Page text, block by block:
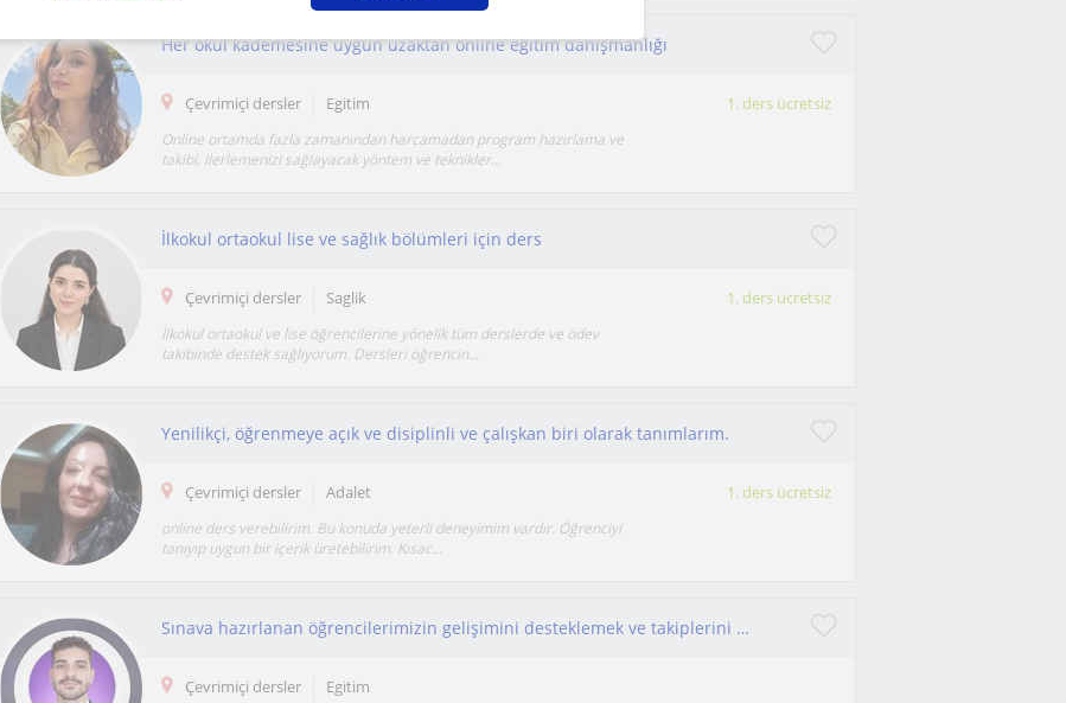
Her okul kademesine uygun uzaktan online eğitim danışmanlığı
Çevrimiçi dersler Egitim 1. ders ücretsiz
Online ortamda fazla zamanından harcamadan program hazırlama ve
takibi, ilerlemenizi sağlayacak yöntem ve teknikler...
İlkokul ortaokul lise ve sağlık bölümleri için ders
Çevrimiçi dersler Saglik 1. ders ücretsiz
İlkokul ortaokul ve lise öğrencilerine yönelik tüm derslerde ve ödev
takibinde destek sağlıyorum. Dersleri öğrencin...
Yenilikçi, öğrenmeye açık ve disiplinli ve çalışkan biri olarak tanımlarım.
Çevrimiçi dersler Adalet 1. ders ücretsiz
online ders verebilirim. Bu konuda yeterli deneyimim vardır. Öğrenciyi
tanıyıp uygun bir içerik üretebilirim. Kısac...
Sınava hazırlanan öğrencilerimizin gelişimini desteklemek ve takiplerini sağlayarak başarıya teşvik etmeyi hedefliyorum.
Çevrimiçi dersler Egitim